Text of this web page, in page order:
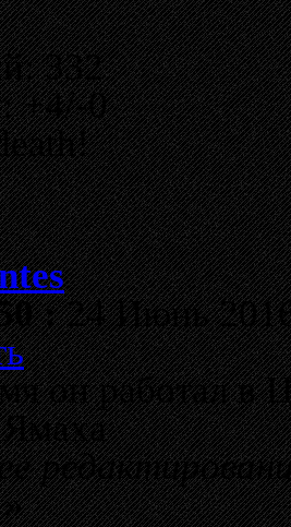
332
+4/-0
:24 Июнь
он работал в
Ямаха